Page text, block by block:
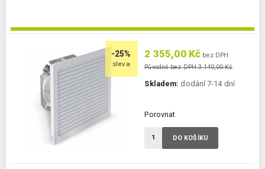
-25%
sleva
2 355,00 Kč bez DPH
Původně bez DPH 3 140,00 Kč
Skladem: dodání 7-14 dní
Porovnat
DO KOŠÍKU